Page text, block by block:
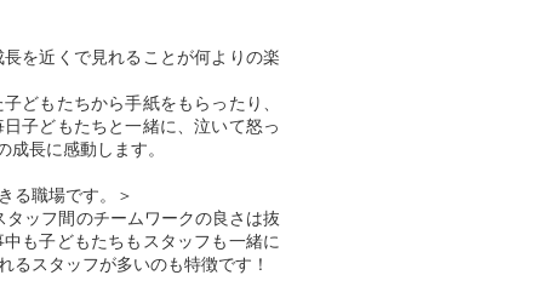
を近くで見れることが何よりの楽
どもたちから手紙をもらったり、
子どもたちと一緒に、泣いて怒っ
長に感動します。
る職場です。＞
ッフ間のチームワークの良さは抜
も子どもたちもスタッフも一緒に
るスタッフが多いのも特徴です！